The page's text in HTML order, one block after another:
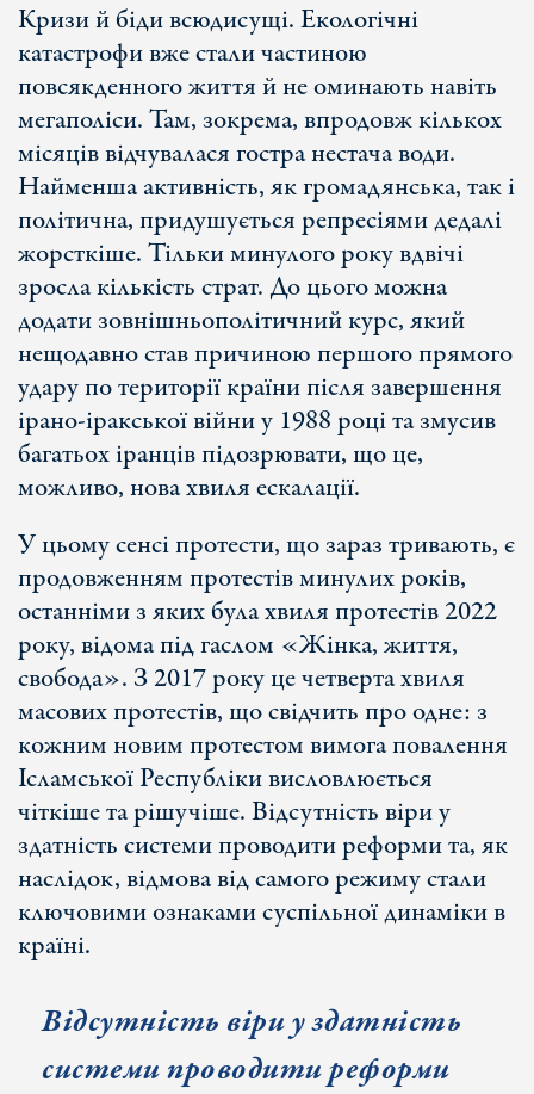
Кризи й біди всюдисущі. Екологічні
катастрофи вже стали частиною
повсякденного життя й не оминають навіть
мегаполіси. Там, зокрема, впродовж кількох
місяців відчувалася гостра нестача води.
Найменша активність, як громадянська, так і
політична, придушується репресіями дедалі
жорсткіше. Тільки минулого року вдвічі
зросла кількість страт. До цього можна
додати зовнішньополітичний курс, який
нещодавно став причиною першого прямого
удару по території країни після завершення
ірано-іракської війни у 1988 році та змусив
багатьох іранців підозрювати, що це,
можливо, нова хвиля ескалації.
У цьому сенсі протести, що зараз тривають, є
продовженням протестів минулих років,
останніми з яких була хвиля протестів 2022
року, відома під гаслом «Жінка, життя,
свобода». З 2017 року це четверта хвиля
масових протестів, що свідчить про одне: з
кожним новим протестом вимога повалення
Ісламської Республіки висловлюється
чіткіше та рішучіше. Відсутність віри у
здатність системи проводити реформи та, як
наслідок, відмова від самого режиму стали
ключовими ознаками суспільної динаміки в
країні.
Відсутність віри у здатність
системи проводити реформи